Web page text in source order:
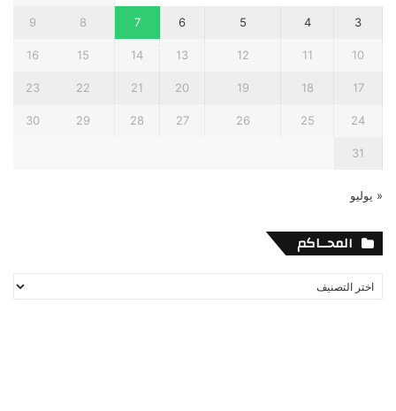
3
4
5
6
7
8
9
10
11
12
13
14
15
16
17
18
19
20
21
22
23
24
25
26
27
28
29
30
31
« يوليو
المحــاكم
المحــاكم